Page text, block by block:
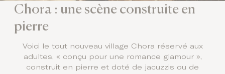
Chora : une scène construite en
pierre
Voici le tout nouveau village Chora réservé aux
adultes, « conçu pour une romance glamour »,
construit en pierre et doté de jacuzzis ou de